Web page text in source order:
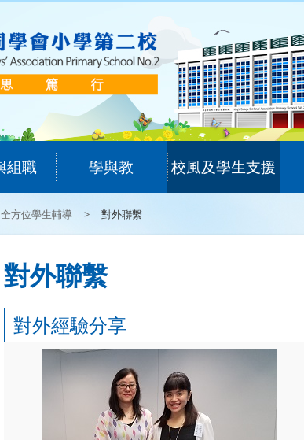
組職 學與教 校風及學生支援
全方位學生輔導 > 對外聯繫
對外聯繫
對外經驗分享